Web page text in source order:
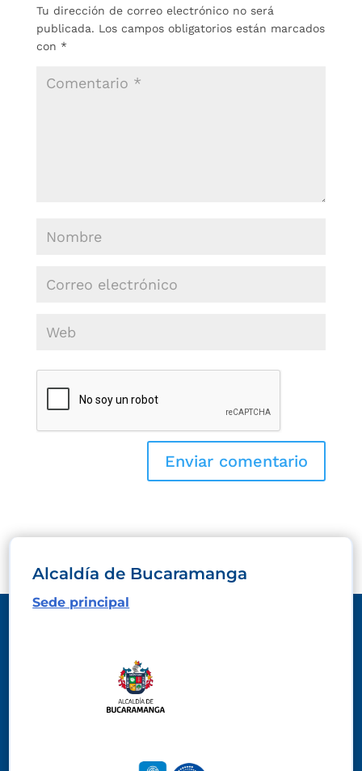
Tu dirección de correo electrónico no será
publicada. Los campos obligatorios están marcados
con *
Alcaldía de Bucaramanga
Sede principal